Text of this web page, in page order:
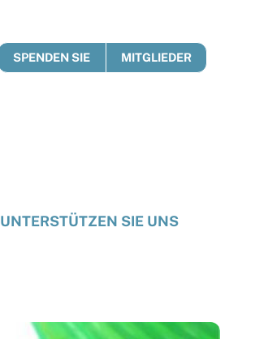
SPENDEN SIE MITGLIEDER
UNTERSTÜTZEN SIE UNS